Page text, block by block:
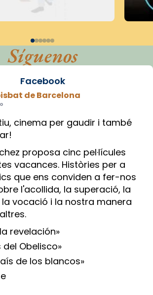
Síguenos
Facebook
de Barcelona
cinema per gaudir i també
proposa cinc pel·lícules
vacances. Històries per a
que ens conviden a fer-nos
l'acollida, la superació, la
vocació i la nostra manera
revelación»
del Obelisco»
de los blancos»